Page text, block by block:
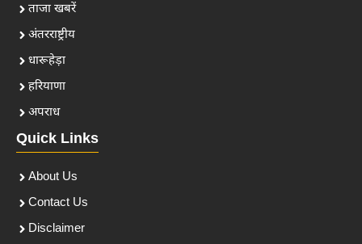
ताजा खबरें
अंतरराष्ट्रीय
धारूहेड़ा
हरियाणा
अपराध
Quick Links
About Us
Contact Us
Disclaimer